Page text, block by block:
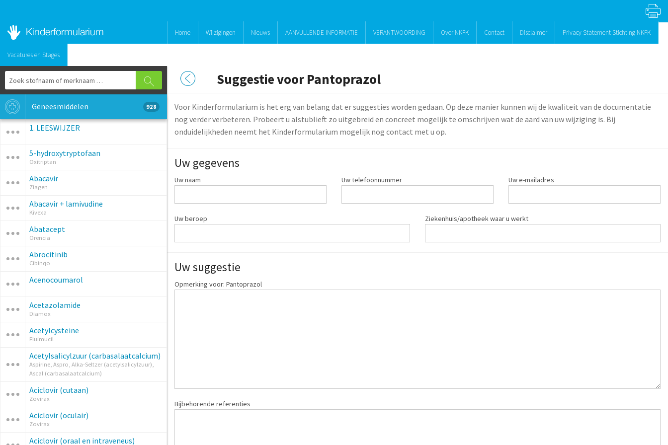
Home Wijzigingen Nieuws AANVULLENDE INFORMATIE VERANTWOORDING Over NKFK Contact Disclaimer Privacy Statement Stichting NKFK
Vacatures en Stages
Geneesmiddelen 928
1. LEESWIJZER
5-hydroxytryptofaan
Oxitriptan
Abacavir
Ziagen
Abacavir + lamivudine
Kivexa
Abatacept
Orencia
Abrocitinib
Cibinqo
Acenocoumarol
Acetazolamide
Diamox
Acetylcysteine
Fluimucil
Acetylsalicylzuur (carbasalaatcalcium)
Aspirine, Aspro, Alka-Seltzer (acetylsalicylzuur),
Ascal (carbasalaatcalcium)
Aciclovir (cutaan)
Zovirax
Aciclovir (oculair)
Zovirax
Aciclovir (oraal en intraveneus)
Suggestie voor Pantoprazol
Voor Kinderformularium is het erg van belang dat er suggesties worden gedaan. Op deze manier kunnen wij de kwaliteit van de documentatie
nog verder verbeteren. Probeert u alstublieft zo uitgebreid en concreet mogelijk te omschrijven wat de aard van uw wijziging is. Bij
onduidelijkheden neemt het Kinderformularium mogelijk nog contact met u op.
Uw gegevens
Uw naam Uw telefoonnummer Uw e-mailadres
Uw beroep Ziekenhuis/apotheek waar u werkt
Uw suggestie
Opmerking voor: Pantoprazol
Bijbehorende referenties